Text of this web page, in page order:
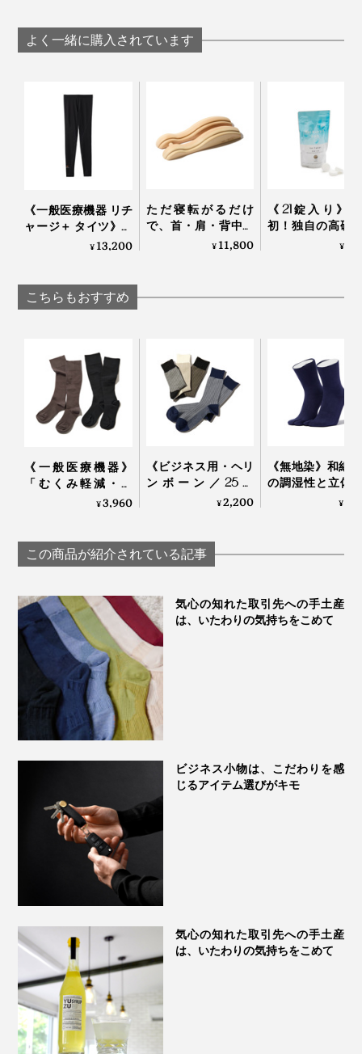
よく一緒に購入されています
《一般医療機器 リチ
ャージ＋ タイツ》寝
てる間に血行促進、
ア」｜VENEX
¥13,200
ただ寝転がるだけ
で、首・肩・背中・
腰のガチガチ筋肉が
¥11,800
《21錠入り》
初！独自の高硬
イクロカプセル
¥
こちらもおすすめ
《一般医療機器》
「むくみ軽減・快
適・おしゃれ」三拍
｜MAEÉ
¥3,960
《ビジネス用・ヘリ
ンボーン／25～
27.5cm》指先のサラ
ソックス｜AMIGAMI
¥2,200
《無地染》和紙
の調湿性と立体
のフィット感で
¥
この商品が紹介されている記事
気心の知れた取引先への手土産
は、いたわりの気持ちをこめて
ビジネス小物は、こだわりを感
じるアイテム選びがキモ
気心の知れた取引先への手土産
は、いたわりの気持ちをこめて